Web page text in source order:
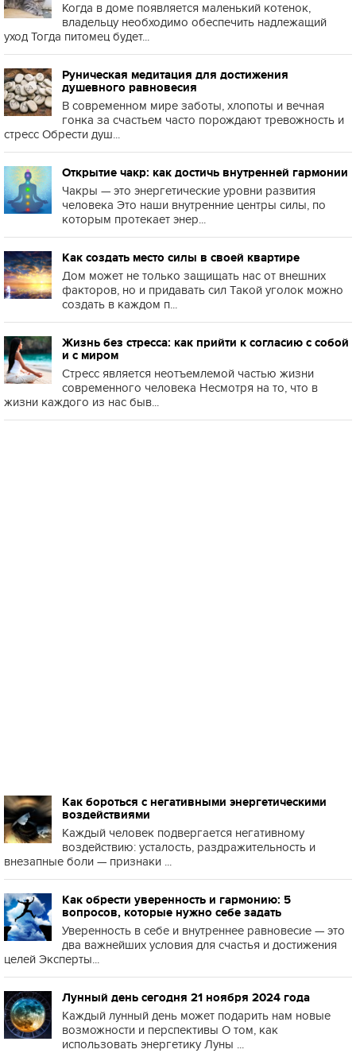
Когда в доме появляется маленький котенок,
владельцу необходимо обеспечить надлежащий
уход Тогда питомец будет...
Руническая медитация для достижения
душевного равновесия
В современном мире заботы, хлопоты и вечная
гонка за счастьем часто порождают тревожность и
стресс Обрести душ...
Открытие чакр: как достичь внутренней гармонии
Чакры — это энергетические уровни развития
человека Это наши внутренние центры силы, по
которым протекает энер...
Как создать место силы в своей квартире
Дом может не только защищать нас от внешних
факторов, но и придавать сил Такой уголок можно
создать в каждом п...
Жизнь без стресса: как прийти к согласию с собой
и с миром
Стресс является неотъемлемой частью жизни
современного человека Несмотря на то, что в
жизни каждого из нас быв...
Как бороться с негативными энергетическими
воздействиями
Каждый человек подвергается негативному
воздействию: усталость, раздражительность и
внезапные боли — признаки ...
Как обрести уверенность и гармонию: 5
вопросов, которые нужно себе задать
Уверенность в себе и внутреннее равновесие — это
два важнейших условия для счастья и достижения
целей Эксперты...
Лунный день сегодня 21 ноября 2024 года
Каждый лунный день может подарить нам новые
возможности и перспективы О том, как
использовать энергетику Луны ...